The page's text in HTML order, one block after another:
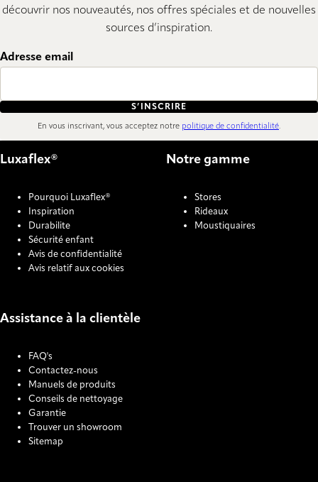
découvrir nos nouveautés, nos offres spéciales et de nouvelles
sources d’inspiration.
Adresse email
S’INSCRIRE
En vous inscrivant, vous acceptez notre politique de confidentialité.
Luxaflex®
Pourquoi Luxaflex®
Inspiration
Durabilite
Sécurité enfant
Avis de confidentialité
Avis relatif aux cookies
Notre gamme
Stores
Rideaux
Moustiquaires
Assistance à la clientèle
FAQ's
Contactez-nous
Manuels de produits
Conseils de nettoyage
Garantie
Trouver un showroom
Sitemap